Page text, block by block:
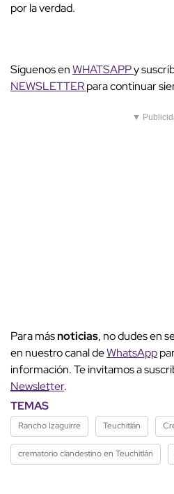
por la verdad.
Síguenos enWHATSAPPy
NEWSLETTERpara continuar
▼
Para másnoticias, no dudes en
en nuestro canal deWhatsApp
información. Te invitamos a
Newsletter.
TEMAS
Rancho Izaguirre Teuchitlán
crematorio clandestino en Teuchitlán